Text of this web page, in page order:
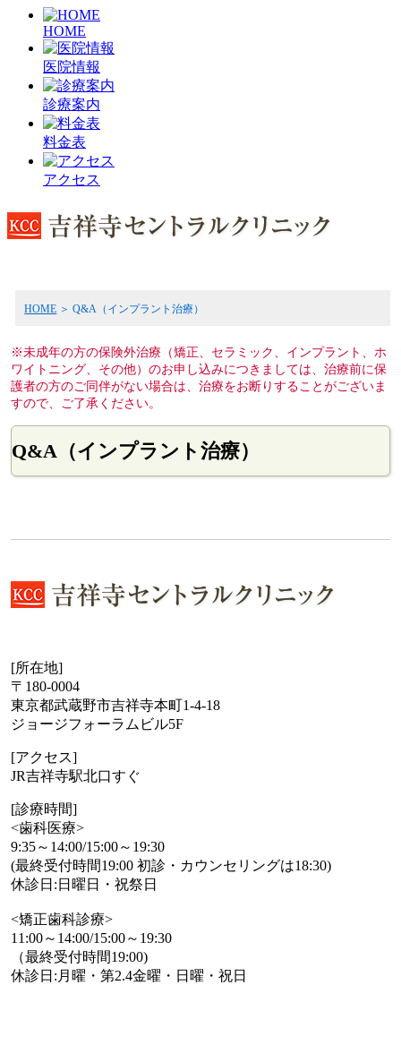
HOME
医院情報
診療案内
料金表
アクセス
HOME Q&A（インプラント治療）
※未成年の方の保険外治療（矯正、セラミック、インプラント、ホ
ワイトニング、その他）のお申し込みにつきましては、治療前に保
護者の方のご同伴がない場合は、治療をお断りすることがございま
すので、ご了承ください。
Q&A（インプラント治療）
[所在地]
〒180-0004
東京都武蔵野市吉祥寺本町1-4-18
ジョージフォーラムビル5F
[アクセス]
JR吉祥寺駅北口すぐ
[診療時間]
<歯科医療>
9:35～14:00/15:00～19:30
(最終受付時間19:00 初診・カウンセリングは18:30)
休診日:日曜日・祝祭日
<矯正歯科診療>
11:00～14:00/15:00～19:30
（最終受付時間19:00)
休診日:月曜・第2.4金曜・日曜・祝日